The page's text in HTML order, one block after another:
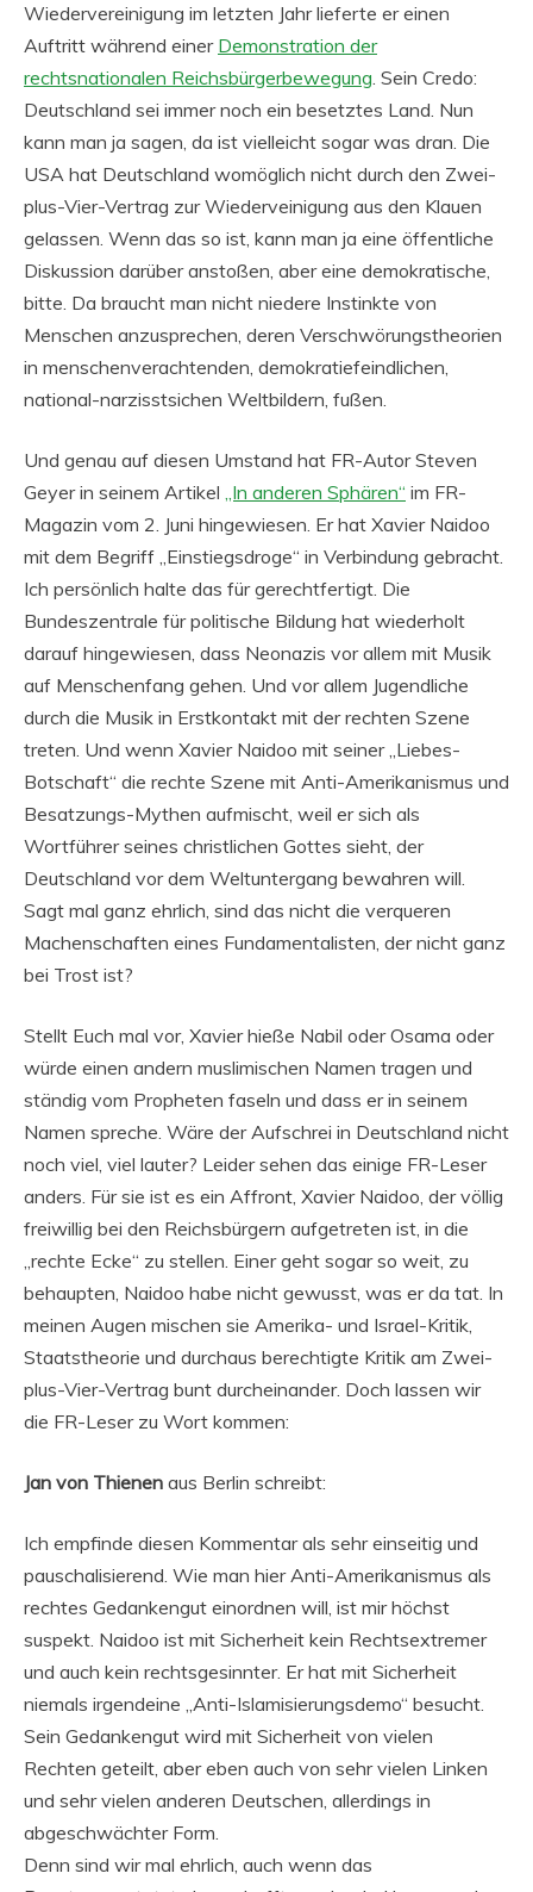
Wiedervereinigung im letzten Jahr lieferte er einen
Auftritt während einer Demonstration der
rechtsnationalen Reichsbürgerbewegung. Sein Credo:
Deutschland sei immer noch ein besetztes Land. Nun
kann man ja sagen, da ist vielleicht sogar was dran. Die
USA hat Deutschland womöglich nicht durch den Zwei-
plus-Vier-Vertrag zur Wiederveinigung aus den Klauen
gelassen. Wenn das so ist, kann man ja eine öffentliche
Diskussion darüber anstoßen, aber eine demokratische,
bitte. Da braucht man nicht niedere Instinkte von
Menschen anzusprechen, deren Verschwörungstheorien
in menschenverachtenden, demokratiefeindlichen,
national-narzisstsichen Weltbildern, fußen.
Und genau auf diesen Umstand hat FR-Autor Steven
Geyer in seinem Artikel „In anderen Sphären“ im FR-
Magazin vom 2. Juni hingewiesen. Er hat Xavier Naidoo
mit dem Begriff „Einstiegsdroge“ in Verbindung gebracht.
Ich persönlich halte das für gerechtfertigt. Die
Bundeszentrale für politische Bildung hat wiederholt
darauf hingewiesen, dass Neonazis vor allem mit Musik
auf Menschenfang gehen. Und vor allem Jugendliche
durch die Musik in Erstkontakt mit der rechten Szene
treten. Und wenn Xavier Naidoo mit seiner „Liebes-
Botschaft“ die rechte Szene mit Anti-Amerikanismus und
Besatzungs-Mythen aufmischt, weil er sich als
Wortführer seines christlichen Gottes sieht, der
Deutschland vor dem Weltuntergang bewahren will.
Sagt mal ganz ehrlich, sind das nicht die verqueren
Machenschaften eines Fundamentalisten, der nicht ganz
bei Trost ist?
Stellt Euch mal vor, Xavier hieße Nabil oder Osama oder
würde einen andern muslimischen Namen tragen und
ständig vom Propheten faseln und dass er in seinem
Namen spreche. Wäre der Aufschrei in Deutschland nicht
noch viel, viel lauter? Leider sehen das einige FR-Leser
anders. Für sie ist es ein Affront, Xavier Naidoo, der völlig
freiwillig bei den Reichsbürgern aufgetreten ist, in die
„rechte Ecke“ zu stellen. Einer geht sogar so weit, zu
behaupten, Naidoo habe nicht gewusst, was er da tat. In
meinen Augen mischen sie Amerika- und Israel-Kritik,
Staatstheorie und durchaus berechtigte Kritik am Zwei-
plus-Vier-Vertrag bunt durcheinander. Doch lassen wir
die FR-Leser zu Wort kommen:
Jan von Thienen aus Berlin schreibt:
Ich empfinde diesen Kommentar als sehr einseitig und
pauschalisierend. Wie man hier Anti-Amerikanismus als
rechtes Gedankengut einordnen will, ist mir höchst
suspekt. Naidoo ist mit Sicherheit kein Rechtsextremer
und auch kein rechtsgesinnter. Er hat mit Sicherheit
niemals irgendeine „Anti-Islamisierungsdemo“ besucht.
Sein Gedankengut wird mit Sicherheit von vielen
Rechten geteilt, aber eben auch von sehr vielen Linken
und sehr vielen anderen Deutschen, allerdings in
abgeschwächter Form.
Denn sind wir mal ehrlich, auch wenn das